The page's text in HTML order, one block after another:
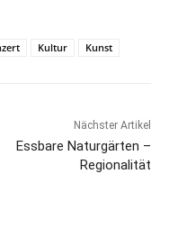
Kultur
Kunst
Nächster Artikel
Essbare Naturgärten –
Regionalität